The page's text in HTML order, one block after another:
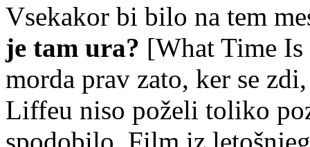
Vsekakor bi bilo na tem
je tam ura? [What Time
morda prav zato, ker se
Liffeu niso poželi toliko
spodobilo. Film iz